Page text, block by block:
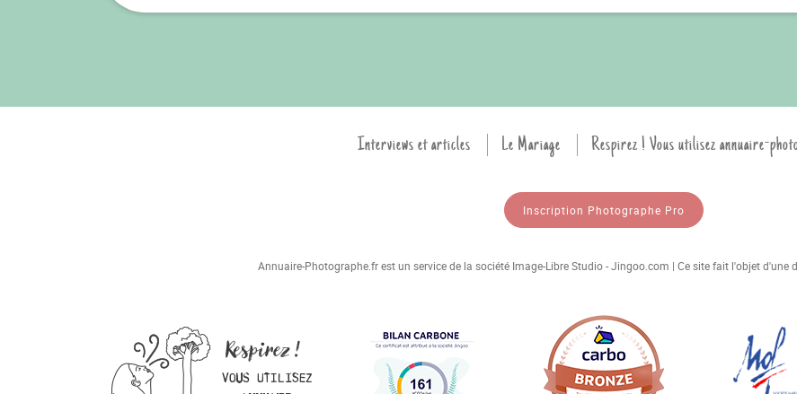
Interviews et articles Le Mariage Respirez ! Vous utilisez annuaire-
Inscription Photographe Pro
Annuaire-Photographe.fr est un service de la société Image-Libre Studio - Jingoo.com | Ce site fait l'objet d'une